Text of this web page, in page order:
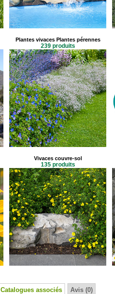
Plantes vivaces Plantes pérennes
239 produits
Vivaces couvre-sol
135 produits
Catalogues associés Avis (0)